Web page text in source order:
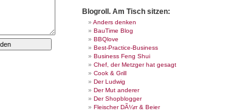
Blogroll. Am Tisch sitzen:
Anders denken
BauTime Blog
BBQlove
Best-Practice-Business
Business Feng Shui
Chef, der Metzger hat gesagt
Cook & Grill
Der Ludwig
Der Mut anderer
Der Shopblogger
Fleischer DÃ¼rr & Beier